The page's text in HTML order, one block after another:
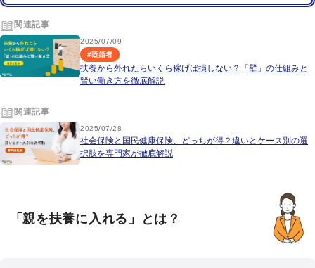
関連記事
2025/07/09
#既婚者
扶養から外れたらいくら稼げば損しない？「壁」の仕組みと
賢い働き方を徹底解説
関連記事
2025/07/28
社会保険と国民健康保険、どっちが得？違いとケース別の選
択肢を専門家が徹底解説
「親を扶養に入れる」とは？